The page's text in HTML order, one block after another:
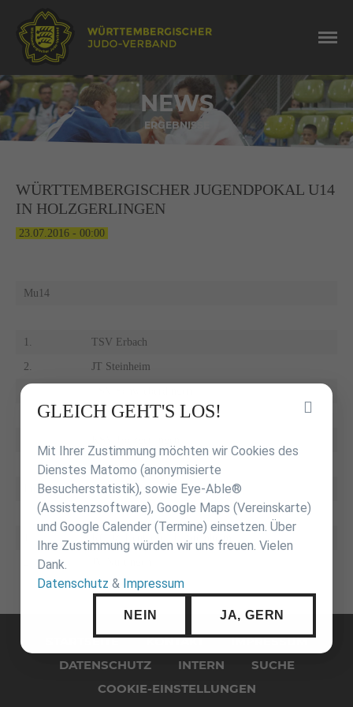
NEWS
ERGEBNISSE
WÜRTTEMBERGISCHER JUGENDPOKAL U14
IN HOLZGERLINGEN
23.07.2016 - 00:00
Mu14
1. TSV Erbach
2. JT Steinheim
3.
JV Nürtingen
Fu14
KG JZ Heubach / JT Steinheim
STARTSEITE KONTAKT
IMPRESSUM
DATENSCHUTZ
INTERN
SUCHE
COOKIE-EINSTELLUNGEN
Inhalt
GLEICH GEHT'S LOS!
Mit Ihrer Zustimmung möchten wir Cookies des
Dienstes Matomo (anonymisierte
Besucherstatistik), sowie Eye-Able®
(Assistenzsoftware), Google Maps (Vereinskarte)
und Google Calender (Termine) einsetzen. Über
Ihre Zustimmung würden wir uns freuen. Vielen
Dank.
Datenschutz & Impressum
NEIN JA, GERN